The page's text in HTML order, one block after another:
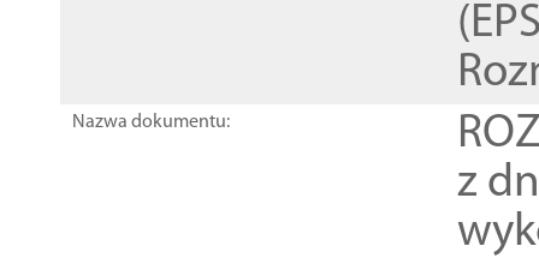
Nazwa dokumentu:
z